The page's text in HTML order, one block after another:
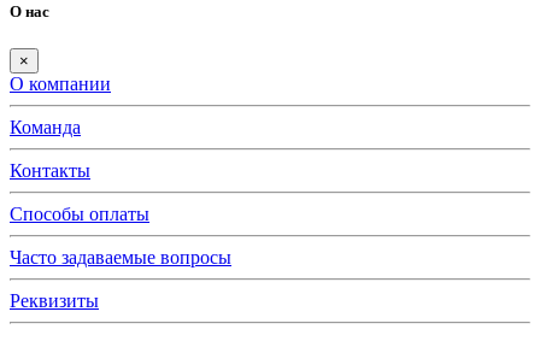
О нас
×
О компании
Команда
Контакты
Способы оплаты
Часто задаваемые вопросы
Реквизиты